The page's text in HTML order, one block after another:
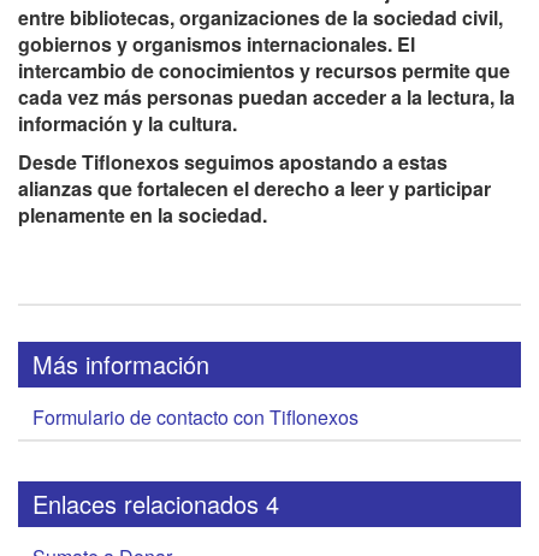
entre bibliotecas, organizaciones de la sociedad civil,
gobiernos y organismos internacionales. El
intercambio de conocimientos y recursos permite que
cada vez más personas puedan acceder a la lectura, la
información y la cultura.
Desde Tiflonexos seguimos apostando a estas
alianzas que fortalecen el derecho a leer y participar
plenamente en la sociedad.
Más información
Formulario de contacto con Tiflonexos
Enlaces relacionados 4